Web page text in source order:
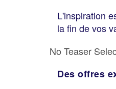
L'inspiration
la fin de vos
No Teaser
Des offres